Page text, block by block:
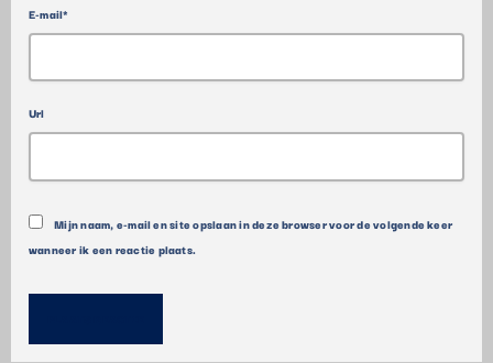
E-mail*
Url
Mijn naam, e-mail en site opslaan in deze browser voor de volgende keer
wanneer ik een reactie plaats.